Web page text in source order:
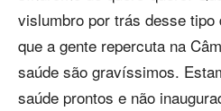
vislumbro por trás desse
que a gente repercuta na
saúde são gravíssimos.
saúde prontos e não